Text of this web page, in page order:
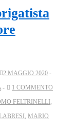
2 MAGGIO 2020
1 COMMENTO
FELTRINELLI
MARIO